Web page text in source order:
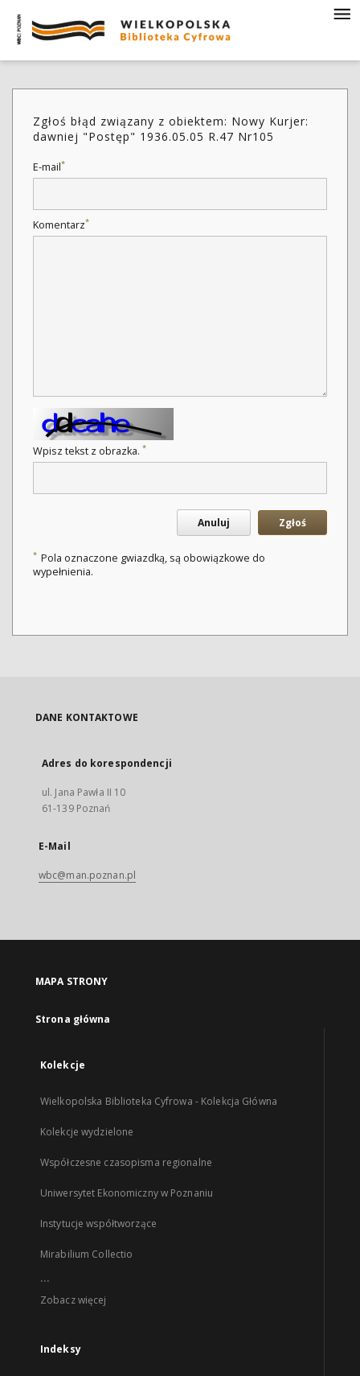
Zgłoś błąd związany z obiektem: Nowy Kurjer:
dawniej "Postęp" 1936.05.05 R.47 Nr105
E-mail*
Komentarz*
Wpisz tekst z obrazka. *
Anuluj Zgłoś
* Pola oznaczone gwiazdką, są obowiązkowe do
wypełnienia.
DANE KONTAKTOWE
Adres do korespondencji
ul. Jana Pawła II 10
61-139 Poznań
E-Mail
wbc@man.poznan.pl
MAPA STRONY
Strona główna
Kolekcje
Wielkopolska Biblioteka Cyfrowa - Kolekcja Główna
Kolekcje wydzielone
Współczesne czasopisma regionalne
Uniwersytet Ekonomiczny w Poznaniu
Instytucje współtworzące
Mirabilium Collectio
...
Zobacz więcej
Indeksy